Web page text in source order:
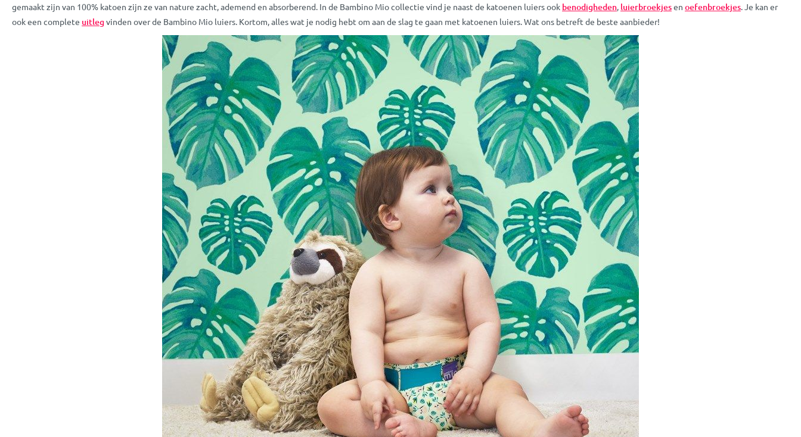
gemaakt zijn van 100% katoen zijn ze van nature zacht, ademend en absorberend. In de Bambino Mio collectie vind je naast de katoenen luiers ook benodigheden, luierbroekjesen oefenbroekjes. Je kan er
ook een complete uitlegvinden over de Bambino Mio luiers. Kortom, alles wat je nodig hebt om aan de slag te gaan met katoenen luiers. Wat ons betreft de beste aanbieder!